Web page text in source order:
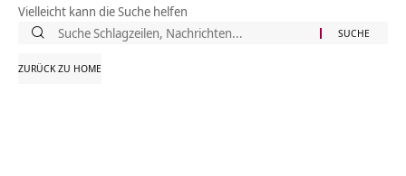
Vielleicht kann die Suche helfen
Suche
ZURÜCK ZU HOME